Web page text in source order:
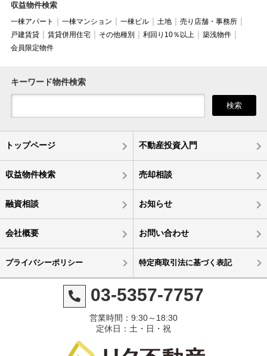
収益物件検索
一棟アパート 一棟マンション 一棟ビル 土地
売り店舗・事務所
戸建賃貸
賃貸併用住宅 その他種別 利回り10％以上
築浅物件
会員限定物件
キーワード物件検索
検索
トップページ 不動産投資入門
収益物件検索 売却相談
融資相談 お知らせ
会社概要 お問い合わせ
プライバシーポリシー 特定商取引法に基づく表記
03-5357-7757
営業時間：9:30～18:30
定休日：土・日・祝